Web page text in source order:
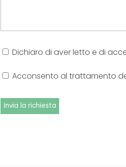
Condizioni
d'uso *
Dichiaro di aver letto e di
Consenso
al
dei
dati
Acconsento al trattamento
Invia la richiesta